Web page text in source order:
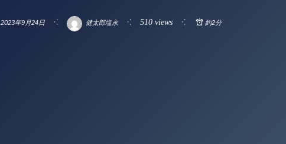
2023年9月24日 健太郎塩永 510 views 約2分